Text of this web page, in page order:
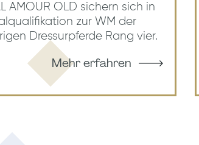
AMOUR OLD sichern sich in
zur WM der
Dressurpferde Rang vier.
Mehr erfahren